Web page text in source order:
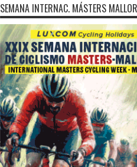
SEMANA INTERNAC. MÁSTERS